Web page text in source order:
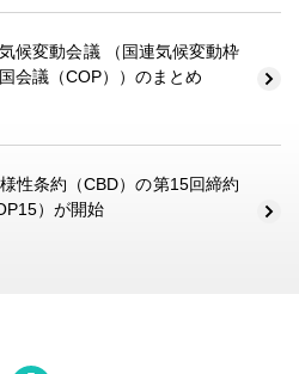
候変動会議 （国連気候変動枠
会議（COP））のまとめ
性条約（CBD）の第15回締約
）が開始